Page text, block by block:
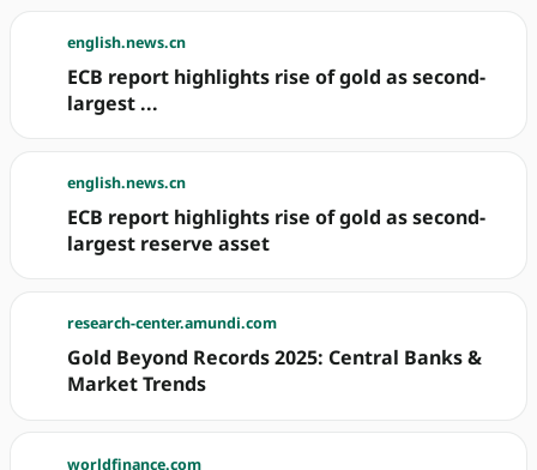
english.news.cn
ECB report highlights rise of gold as second-
largest ...
english.news.cn
ECB report highlights rise of gold as second-
largest reserve asset
research-center.amundi.com
Gold Beyond Records 2025: Central Banks &
Market Trends
worldfinance.com